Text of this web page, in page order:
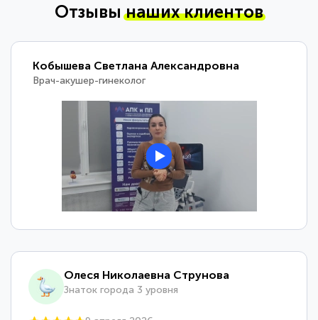
Отзывынаших клиентов
Кобышева Светлана Александровна
Врач-акушер-гинеколог
Олеся Николаевна Струнова
Знаток города 3 уровня